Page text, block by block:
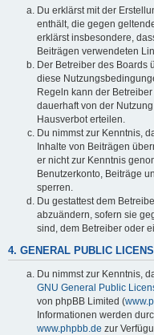
Du erklärst mit der
enthält, die gegen
erklärst insbesondere,
Beiträgen verwendeten
Der Betreiber des Boards
diese
Regeln kann der
dauerhaft von der
Hausverbot erteilen.
Du nimmst zur Kenntnis,
Inhalte von Beiträgen
er nicht zur Kenntnis
Benutzerkonto, Beiträge
sperren.
Du gestattest dem
abzuändern, sofern sie
sind, dem Betreiber oder
4. GENERAL PUBLIC
Du nimmst zur Kenntnis,
GNU General Public
von phpBB Limited (
Informationen werden
www.phpbb.de zur